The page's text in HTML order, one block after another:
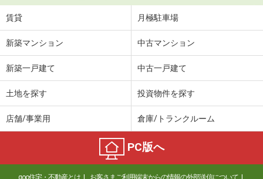
賃貸 月極駐車場
新築マンション 中古マンション
新築一戸建て 中古一戸建て
土地を探す 投資物件を探す
店舗/事業用 倉庫/トランクルーム
PC版へ
goo住宅・不動産とは お客さまご利用端末からの情報の外部送信について